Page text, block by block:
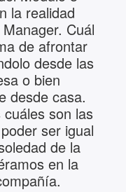
la realidad
Cuál
de afrontar
desde las
o bien
desde casa.
son las
ser igual
de la
en la